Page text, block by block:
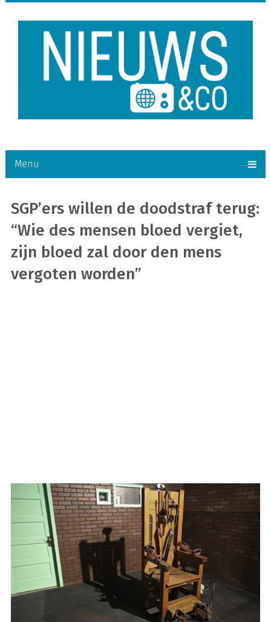
Menu
SGP’ers willen de doodstraf terug:
“Wie des mensen bloed vergiet,
zijn bloed zal door den mens
vergoten worden”